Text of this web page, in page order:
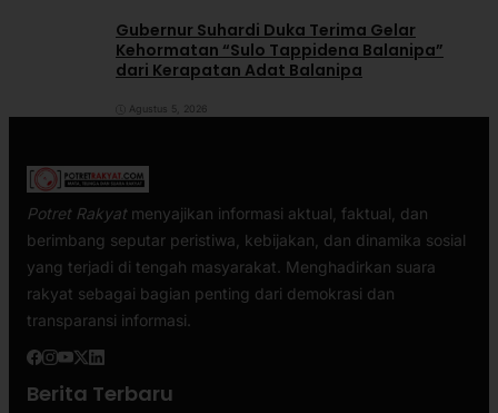
Gubernur Suhardi Duka Terima Gelar
Kehormatan “Sulo Tappidena Balanipa”
dari Kerapatan Adat Balanipa
Agustus 5, 2026
Potret Rakyatmenyajikan informasi aktual, faktual, dan
berimbang seputar peristiwa, kebijakan, dan dinamika sosial
yang terjadi di tengah masyarakat. Menghadirkan suara
rakyat sebagai bagian penting dari demokrasi dan
transparansi informasi.
Berita Terbaru